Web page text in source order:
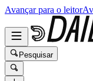
Avançar para o leitor
Pesquisar